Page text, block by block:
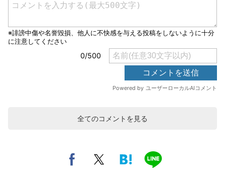
全てのコメントを見る